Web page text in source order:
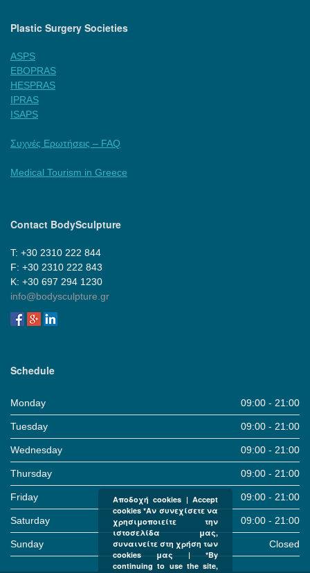
Plastic Surgery Societies
ASPS
EBOPRAS
HESPRAS
IPRAS
ISAPS
Συχνές Ερωτήσεις – FAQ
Medical Tourism in Greece
Contact BodySculpture
Τ: +30 2310 222 844
F: +30 2310 222 843
Κ: +30 697 294 1230
info@bodysculpture.gr
Schedule
Monday 09:00 - 21:00
Tuesday 09:00 - 21:00
Wednesday 09:00 - 21:00
Thursday 09:00 - 21:00
Friday 09:00 - 21:00
Saturday 09:00 - 21:00
Sunday Closed
Αποδοχή cookies | Accept
cookies *Αν συνεχίσετε να
χρησιμοποιείτε την
ιστοσελίδα μας,
συναινείτε στη χρήση των
cookies μας | *By
continuing to use the site,